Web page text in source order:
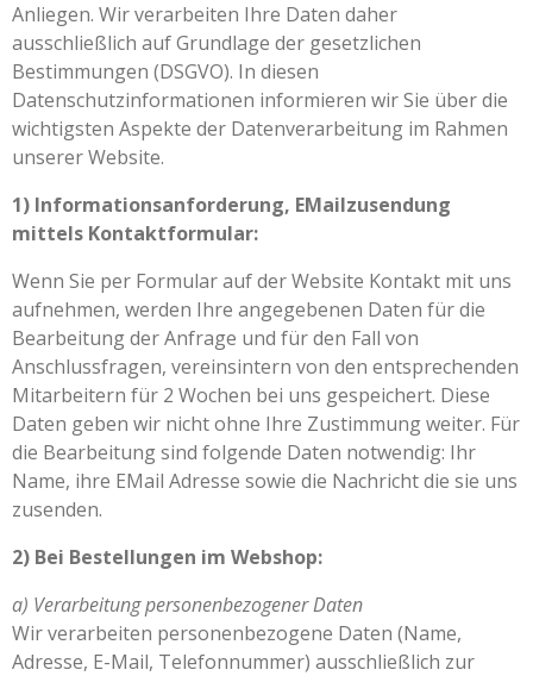
Anliegen. Wir verarbeiten Ihre Daten daher
ausschließlich auf Grundlage der gesetzlichen
Bestimmungen (DSGVO). In diesen
Datenschutzinformationen informieren wir Sie über die
wichtigsten Aspekte der Datenverarbeitung im Rahmen
unserer Website.
1) Informationsanforderung, EMailzusendung
mittels Kontaktformular:
Wenn Sie per Formular auf der Website Kontakt mit uns
aufnehmen, werden Ihre angegebenen Daten für die
Bearbeitung der Anfrage und für den Fall von
Anschlussfragen, vereinsintern von den entsprechenden
Mitarbeitern für 2 Wochen bei uns gespeichert. Diese
Daten geben wir nicht ohne Ihre Zustimmung weiter. Für
die Bearbeitung sind folgende Daten notwendig: Ihr
Name, ihre EMail Adresse sowie die Nachricht die sie uns
zusenden.
2) Bei Bestellungen im Webshop:
a) Verarbeitung personenbezogener Daten
Wir verarbeiten personenbezogene Daten (Name,
Adresse, E-Mail, Telefonnummer) ausschließlich zur